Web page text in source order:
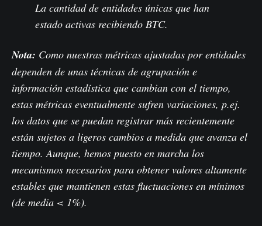
La cantidad de entidades únicas que han
estado activas recibiendo BTC.
Nota: Como nuestras métricas ajustadas por entidades
dependen de unas técnicas de agrupación e
información estadística que cambian con el tiempo,
estas métricas eventualmente sufren variaciones, p.ej.
los datos que se puedan registrar más recientemente
están sujetos a ligeros cambios a medida que avanza el
tiempo. Aunque, hemos puesto en marcha los
mecanismos necesarios para obtener valores altamente
estables que mantienen estas fluctuaciones en mínimos
(de media < 1%).